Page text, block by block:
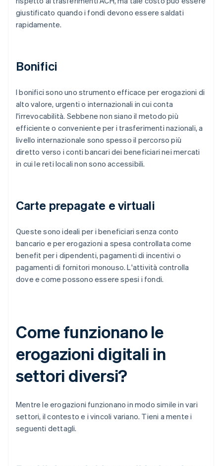
giustificato quando i fondi devono essere saldati
rapidamente.
Bonifici
I bonifici sono uno strumento efficace per erogazioni di
alto valore, urgenti o internazionali in cui conta
l'irrevocabilità. Sebbene non siano il metodo più
efficiente o conveniente per i trasferimenti nazionali, a
livello internazionale sono spesso il percorso più
diretto verso i conti bancari dei beneficiari nei mercati
in cui le reti locali non sono accessibili.
Carte prepagate e virtuali
Queste sono ideali per i beneficiari senza conto
bancario e per erogazioni a spesa controllata come
benefit per i dipendenti, pagamenti di incentivi o
pagamenti di fornitori monouso. L'attività controlla
dove e come possono essere spesi i fondi.
Come funzionano le
erogazioni digitali in
settori diversi?
Mentre le erogazioni funzionano in modo simile in vari
settori, il contesto e i vincoli variano. Tieni a mente i
seguenti dettagli.